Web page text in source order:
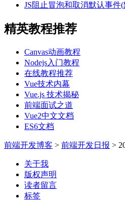
JS阻止冒泡和取消默认事件
精英教程推荐
Canvas动画教程
Nodejs入门教程
在线教程推荐
Vue技术内幕
Vue.js 技术揭秘
前端面试之道
Vue2中文文档
ES6文档
前端开发博客 > 前端开发日报 >
关于我
版权声明
读者留言
标签